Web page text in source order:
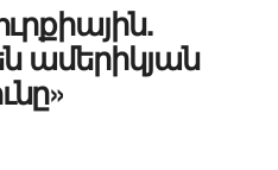
ամերիկյան